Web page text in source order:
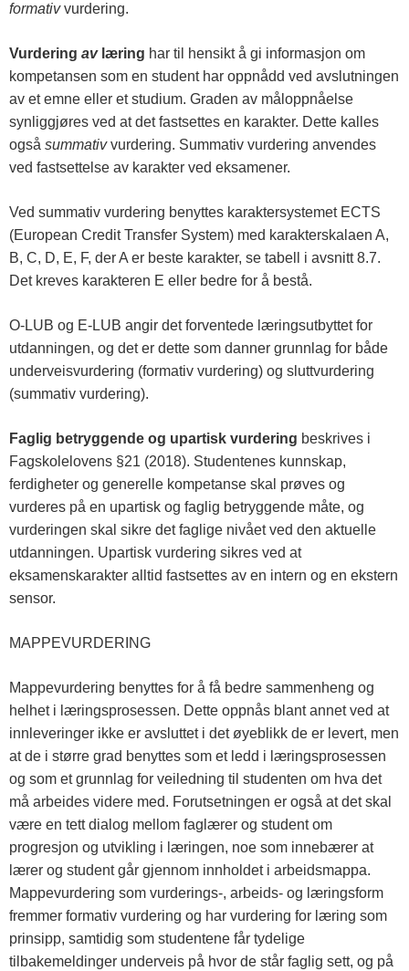
formativvurdering.
Vurdering av læring har til hensikt å gi informasjon om
kompetansen som en student har oppnådd ved avslutningen
av et emne eller et studium. Graden av måloppnåelse
synliggjøres ved at det fastsettes en karakter. Dette kalles
også summativvurdering. Summativ vurdering anvendes
ved fastsettelse av karakter ved eksamener.
Ved summativ vurdering benyttes karaktersystemet ECTS
(European Credit Transfer System) med karakterskalaen A,
B, C, D, E, F, der A er beste karakter, se tabell i avsnitt 8.7.
Det kreves karakteren E eller bedre for å bestå.
O-LUB og E-LUB angir det forventede læringsutbyttet for
utdanningen, og det er dette som danner grunnlag for både
underveisvurdering (formativ vurdering) og sluttvurdering
(summativ vurdering).
Faglig betryggende og upartisk vurdering beskrives i
Fagskolelovens §21 (2018). Studentenes kunnskap,
ferdigheter og generelle kompetanse skal prøves og
vurderes på en upartisk og faglig betryggende måte, og
vurderingen skal sikre det faglige nivået ved den aktuelle
utdanningen. Upartisk vurdering sikres ved at
eksamenskarakter alltid fastsettes av en intern og en ekstern
sensor.
MAPPEVURDERING
Mappevurdering benyttes for å få bedre sammenheng og
helhet i læringsprosessen. Dette oppnås blant annet ved at
innleveringer ikke er avsluttet i det øyeblikk de er levert, men
at de i større grad benyttes som et ledd i læringsprosessen
og som et grunnlag for veiledning til studenten om hva det
må arbeides videre med. Forutsetningen er også at det skal
være en tett dialog mellom faglærer og student om
progresjon og utvikling i læringen, noe som innebærer at
lærer og student går gjennom innholdet i arbeidsmappa.
Mappevurdering som vurderings-, arbeids- og læringsform
fremmer formativ vurdering og har vurdering for læring som
prinsipp, samtidig som studentene får tydelige
tilbakemeldinger underveis på hvor de står faglig sett, og på